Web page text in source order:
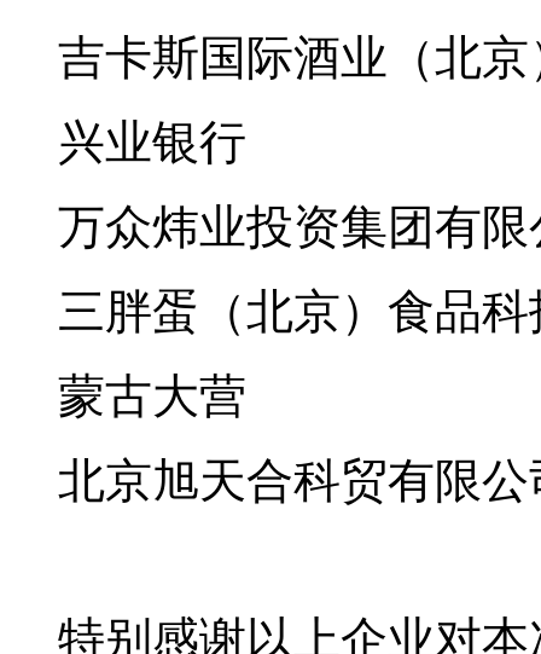
吉卡斯国际酒业（北
兴业银行
万众炜业投资集团有限
三胖蛋（北京）食品
蒙古大营
北京旭天合科贸有限公
特别感谢以上企业对